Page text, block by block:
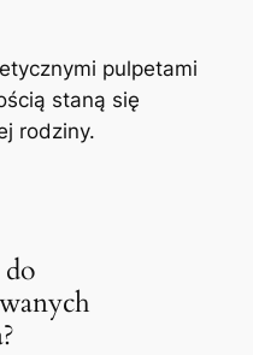
pulpetami
staną się
rodziny.
do